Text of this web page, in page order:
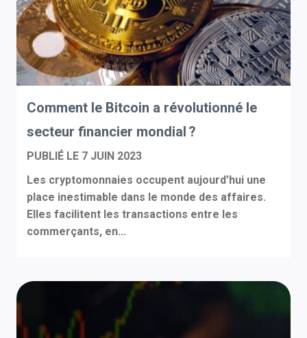
Comment le Bitcoin a révolutionné le
secteur financier mondial ?
PUBLIÉ LE 7 JUIN 2023
Les cryptomonnaies occupent aujourd’hui une
place inestimable dans le monde des affaires.
Elles facilitent les transactions entre les
commerçants, en...